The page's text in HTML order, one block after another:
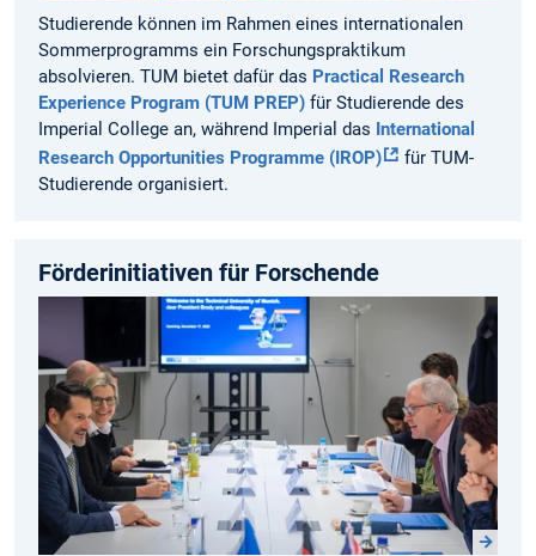
Studierende können im Rahmen eines internationalen
Sommerprogramms ein Forschungspraktikum
absolvieren. TUM bietet dafür das Practical Research
Experience Program (TUM PREP) für Studierende des
Imperial College an, während Imperial das International
Research Opportunities Programme (IROP)
für TUM-
Studierende organisiert.
Förderinitiativen für Forschende